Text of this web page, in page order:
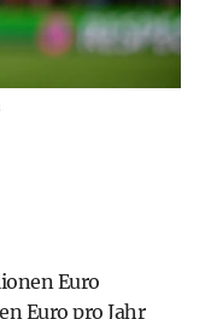
Euro
Euro pro Jahr